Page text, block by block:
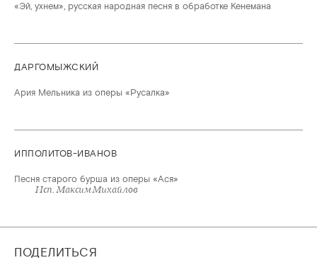
«Эй, ухнем», русская народная песня в обработке Кенемана
ДАРГОМЫЖСКИЙ
Ария Мельника из оперы «Русалка»
ИППОЛИТОВ-ИВАНОВ
Песня старого бурша из оперы «Ася»
Исп. Максим Михайлов
ПОДЕЛИТЬСЯ